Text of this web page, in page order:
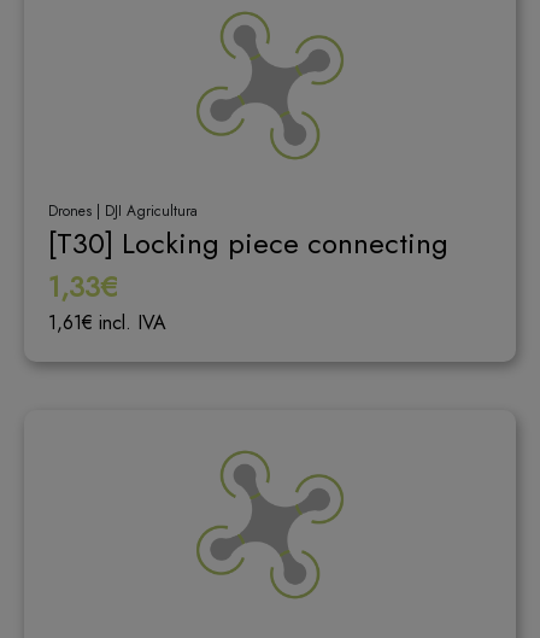
Drones | DJI Agricultura
[T30] Locking piece connecting
1,33€
1,61€ incl. IVA